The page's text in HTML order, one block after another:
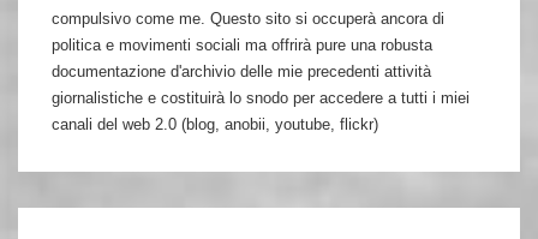
compulsivo come me. Questo sito si occuperà ancora di
politica e movimenti sociali ma offrirà pure una robusta
documentazione d'archivio delle mie precedenti attività
giornalistiche e costituirà lo snodo per accedere a tutti i miei
canali del web 2.0 (blog, anobii, youtube, flickr)